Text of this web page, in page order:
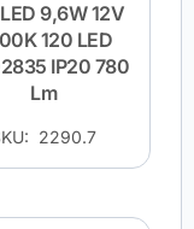
9,6W 12V
120 LED
IP20 780
Lm
2290.7